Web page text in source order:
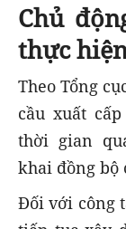
Chủ
thực
Theo Tổng
cầu xuất
thời gian
khai đồng bộ
Đối với công